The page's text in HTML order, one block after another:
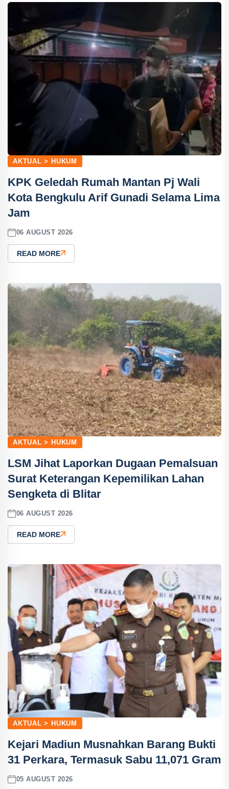
AKTUAL > HUKUM
KPK Geledah Rumah Mantan Pj Wali
Kota Bengkulu Arif Gunadi Selama Lima
Jam
06 AUGUST 2026
READ MORE
AKTUAL > HUKUM
LSM Jihat Laporkan Dugaan Pemalsuan
Surat Keterangan Kepemilikan Lahan
Sengketa di Blitar
06 AUGUST 2026
READ MORE
AKTUAL > HUKUM
Kejari Madiun Musnahkan Barang Bukti
31 Perkara, Termasuk Sabu 11,071 Gram
05 AUGUST 2026